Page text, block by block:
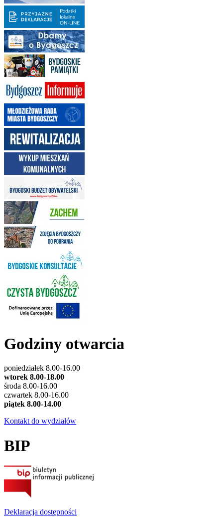
Godziny otwarcia
poniedziałek 8.00-16.00
wtorek 8.00-18.00
środa 8.00-16.00
czwartek 8.00-16.00
piątek 8.00-14.00
Kontakt do wydziałów
BIP
Deklaracja dostępności